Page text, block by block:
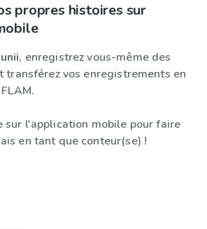
propres histoires sur
, enregistrez vous-même des
transférez vos enregistrements en
sur l'application mobile pour faire
en tant que conteur(se) !